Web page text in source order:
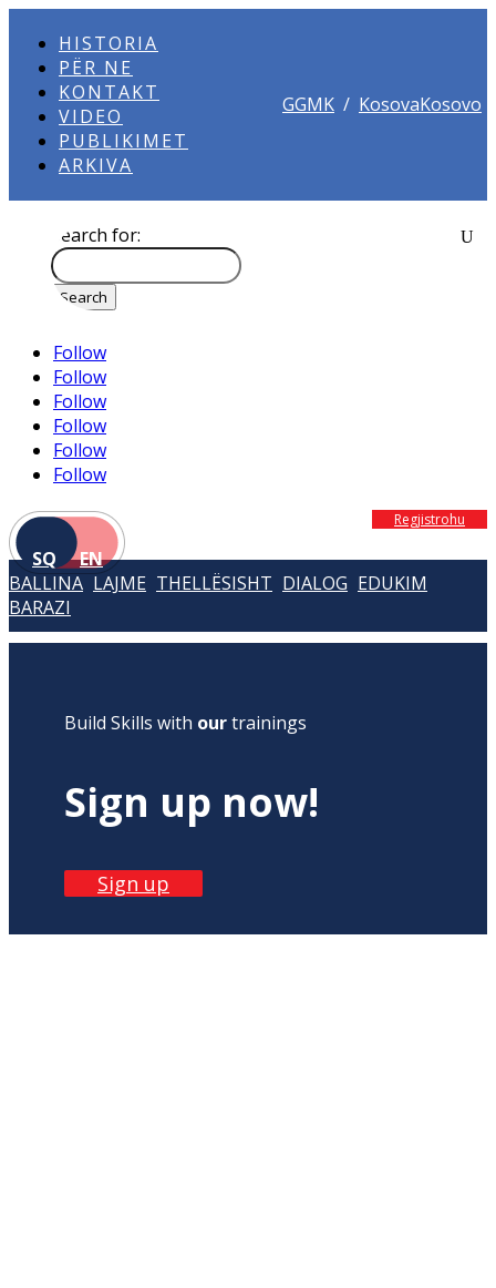
HISTORIA
PËR NE
KONTAKT
VIDEO
PUBLIKIMET
ARKIVA
GGMK / KosovaKosovo
Search for:
Follow
Follow
Follow
Follow
Follow
Follow
SQ EN
Regjistrohu
BALLINA LAJME THELLËSISHT DIALOG EDUKIM
BARAZI
Build Skills with ourtrainings
Sign up now!
Sign up